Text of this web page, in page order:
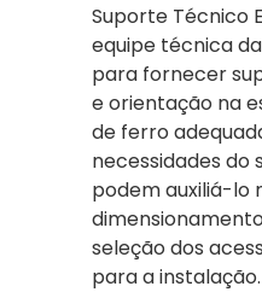
Suporte Técnico
equipe técnica
para fornecer
e orientação na
de ferro
necessidades do
podem auxiliá-lo
seleção dos
para a instalação.